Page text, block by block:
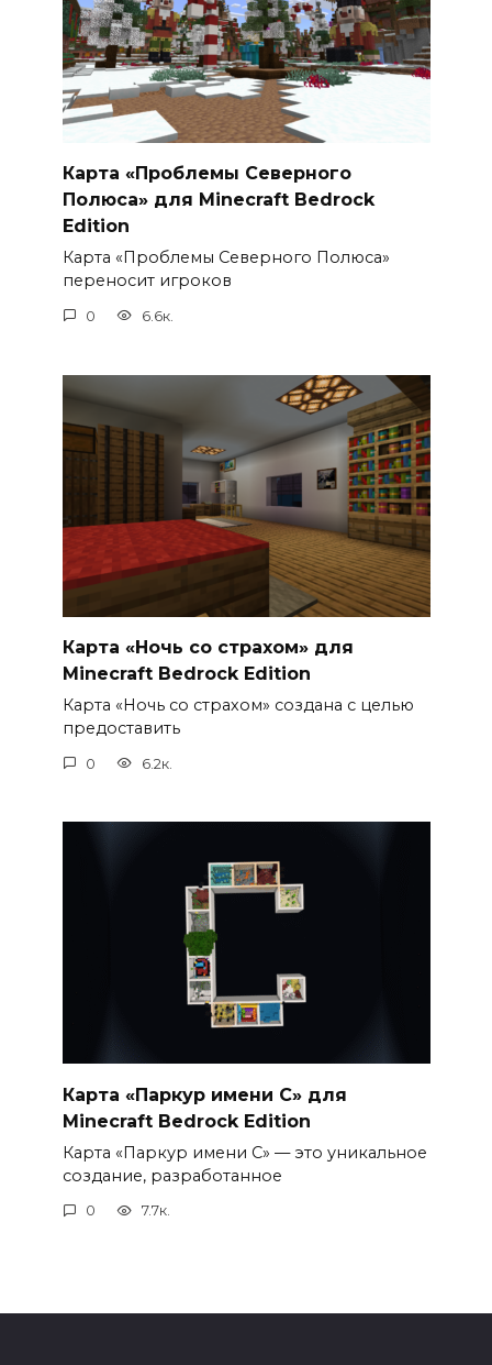
Карта «Проблемы Северного
Полюса» для Minecraft Bedrock
Edition
Карта «Проблемы Северного Полюса»
переносит игроков
0 6.6к.
Карта «Ночь со страхом» для
Minecraft Bedrock Edition
Карта «Ночь со страхом» создана с целью
предоставить
0 6.2к.
Карта «Паркур имени С» для
Minecraft Bedrock Edition
Карта «Паркур имени С» — это уникальное
создание, разработанное
0 7.7к.